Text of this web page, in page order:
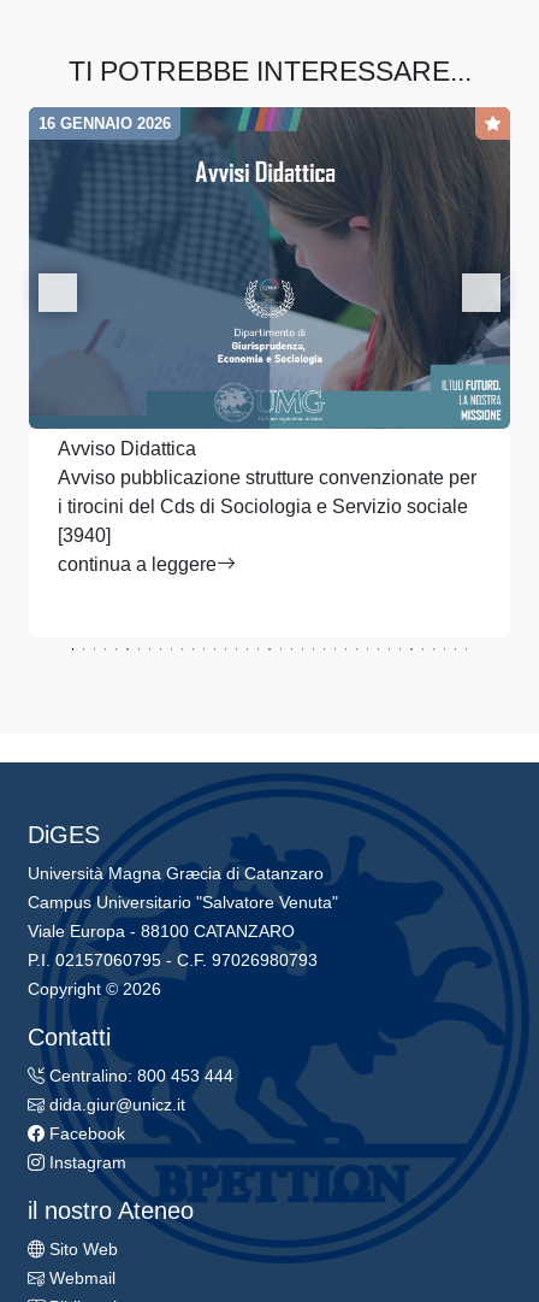
TI POTREBBE INTERESSARE...
16 GENNAIO 2026
Avviso Didattica
Avviso pubblicazione strutture convenzionate per
i tirocini del Cds di Sociologia e Servizio sociale
[3940]
continua a leggere
DiGES
Università Magna Græcia di Catanzaro
Campus Universitario "Salvatore Venuta"
Viale Europa - 88100 CATANZARO
P.I. 02157060795 - C.F. 97026980793
Copyright © 2026
Contatti
Centralino: 800 453 444
dida.giur@unicz.it
Facebook
Instagram
il nostro Ateneo
Sito Web
Webmail